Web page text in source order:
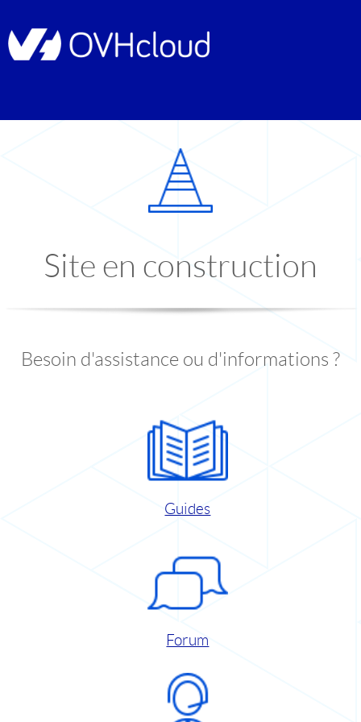
Site en construction
Besoin d'assistance ou d'informations ?
Guides
Forum